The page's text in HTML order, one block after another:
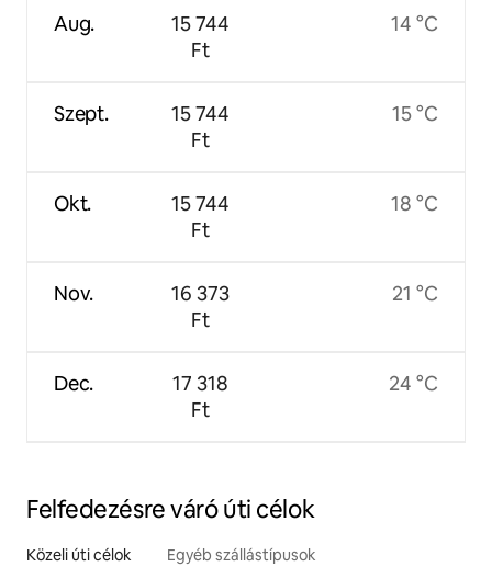
Aug.
Szept.
Okt.
Nov.
Dec.
15 744
Ft
15 744
Ft
15 744
Ft
16 373
Ft
17 318
Ft
14 °C
15 °C
18 °C
21 °C
24 °C
Felfedezésre váró úti célok
Közeli úti célok Egyéb szállástípusok